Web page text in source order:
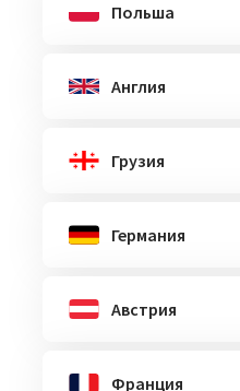
Польша
Англия
Грузия
Германия
Австрия
Франция